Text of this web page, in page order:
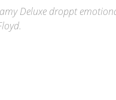
Deluxe droppt